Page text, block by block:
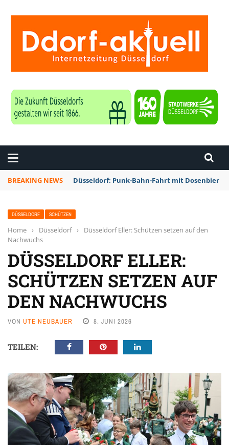
BREAKING NEWS Düsseldorf: Punk-Bahn-Fahrt mit Dosenbier
DÜSSELDORF SCHÜTZEN
Home › Düsseldorf ›
Düsseldorf Eller: Schützen setzen auf den
Nachwuchs
DÜSSELDORF ELLER:
SCHÜTZEN SETZEN AUF
DEN NACHWUCHS
VON UTE NEUBAUER 8. JUNI 2026
TEILEN: